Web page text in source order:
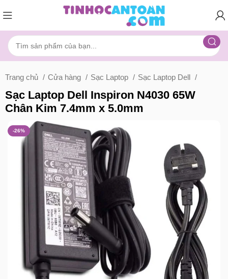
Trang chủ Cửa hàng Sạc Laptop Sạc Laptop Dell
Sạc Laptop Dell Inspiron N4030 65W
Chân Kim 7.4mm x 5.0mm
-26%